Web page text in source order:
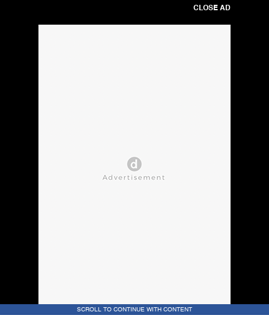
CLOSE AD
SCROLL TO CONTINUE WITH CONTENT